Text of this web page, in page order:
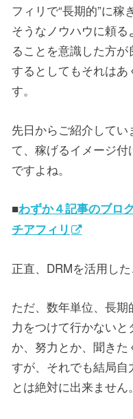
フィリで“長期的”に
そうなノウハウに頼
ることを意識した方
するとしてもそれは
す。
先日からご紹介して
て、稼げるイメージ
ですよね。
■わずか４記事のブロ
チアフィリ
正直、DRMを活用し
ただ、数年単位、長
力をつけて行かない
か、努力とか、聞き
すが、それでも結局自
とは絶対に出来ません。